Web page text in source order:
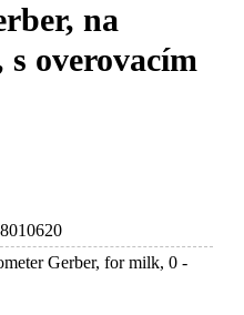
na
overovacím
Gerber, for milk, 0 -